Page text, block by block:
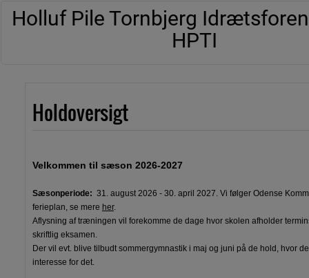
Holluf Pile Tornbjerg
HPTI
Holdoversigt
Velkommen til sæson 2026-2027
Sæsonperiode: 31. august 2026 - 30. april 2027. Vi følger Odense
ferieplan, se mere her.
Aflysning af træningen vil forekomme de dage hvor skolen afholder
skriftlig eksamen.
Der vil evt. blive tilbudt sommergymnastik i maj og juni på de hold, hvor
interesse for det.